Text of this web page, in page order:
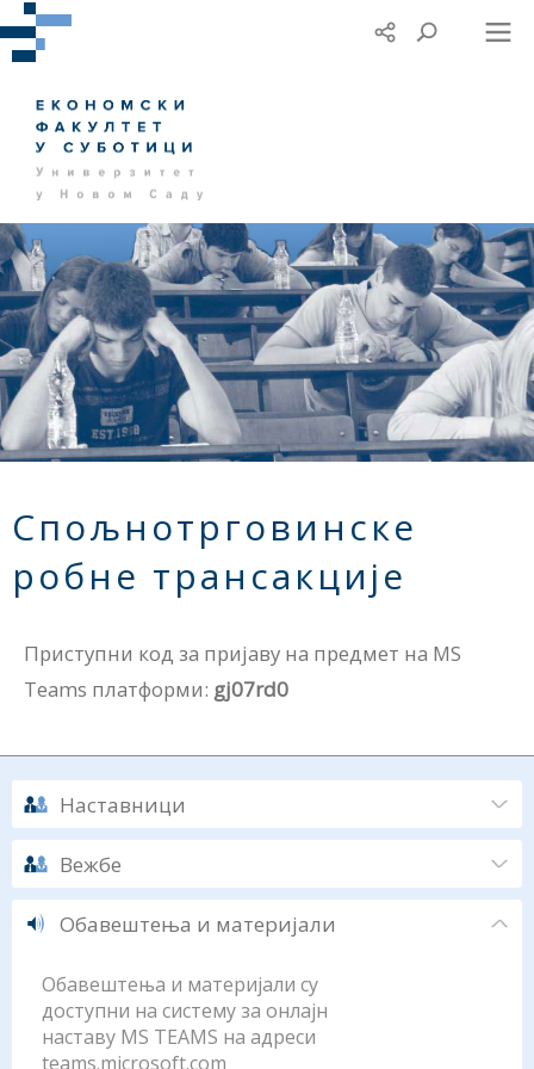
Спољнотрговинске
робне трансакције
Приступни код за пријаву на предмет на MS
Teams платформи: gj07rd0
Наставници
Вежбе
Обавештења и материјали
Обавештења и материјали су
доступни на систему за онлајн
наставу MS TEAMS на адреси
teams.microsoft.com